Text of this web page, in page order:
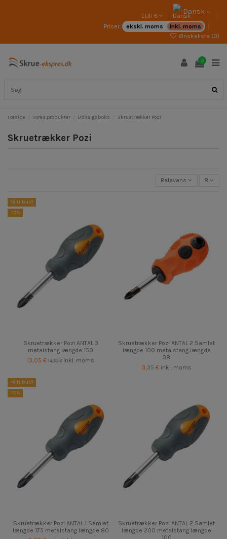
EUR € Dansk
Priser: ekskl. moms
inkl. moms
Ønskeliste (0)
0
Forside Vores produkter Udvalgsboks Skruetrækker Pozi
Skruetrækker Pozi
Relevans 8
På tilbud!
-10%
Skruetrækker Pozi ANTAL 3
metalstang længde 150
13,05 € 14,50 €inkl. moms
Skruetrækker Pozi ANTAL 2 Samlet
længde 100 metalstang længde
38
3,35 € inkl. moms
På tilbud!
-10%
Skruetrækker Pozi ANTAL 1 Samlet
længde 175 metalstang længde 80
Skruetrækker Pozi ANTAL 2 Samlet
længde 200 metalstang længde
100